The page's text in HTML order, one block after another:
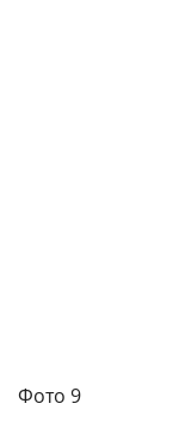
Фото 9